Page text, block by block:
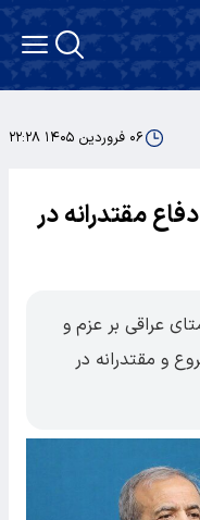
۰۶ فروردین ۱۴۰۵ ۲۲:۲۸
مقتدرانه در
عراقی بر عزم و
و مقتدرانه در